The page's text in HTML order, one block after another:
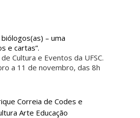
– uma
e cartas”.
Cultura e Eventos da UFSC.
a 11 de novembro, das 8h
Correia de Codes e
Arte Educação